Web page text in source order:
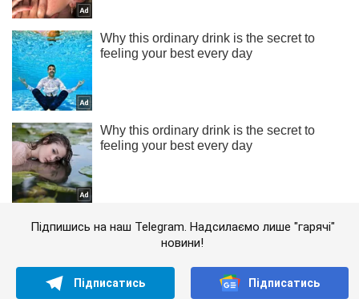
Підпишись на наш Telegram. Надсилаємо лише "гарячі"
новини!
Підписатись Підписатись